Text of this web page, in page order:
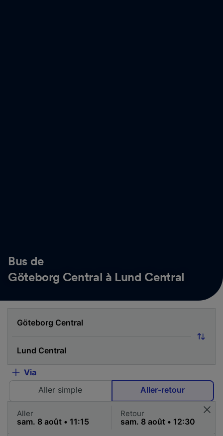
Bus de
Göteborg Central à Lund Central
Via
Aller simple
Aller-retour
Aller Retour